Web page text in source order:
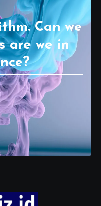
Can we
are we in